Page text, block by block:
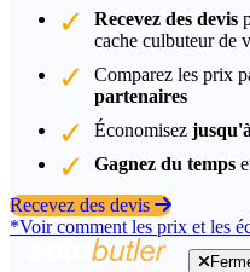
Recevez des devis
cache culbuteur de
Comparez les prix
partenaires
Économisez
Gagnez du temps
Recevez des devis
*Voir comment les prix et les